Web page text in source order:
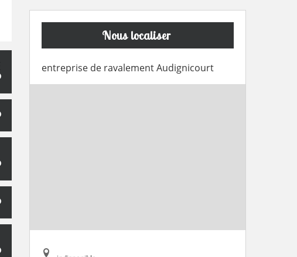
Nous localiser
entreprise de ravalement Audignicourt